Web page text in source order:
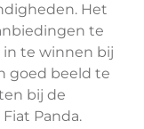
Het
te
te winnen bij
goed beeld te
bij de
Panda.